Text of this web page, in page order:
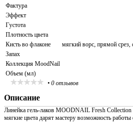
Фактура
Эффект
Густота
Плотность цвета
Кисть во флаконе
мягкий ворс, прямой срез,
Запах
Коллекция MoodNail
Объем (мл)
• 0 отзывов
Описание
Линейка гель-лаков MOODNAIL Fresh Collection
мягкие цвета дарят мастеру возможность